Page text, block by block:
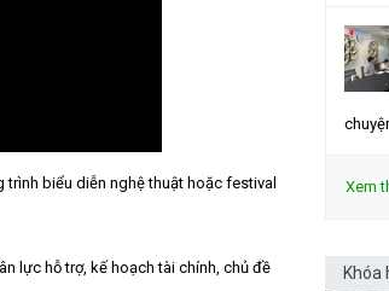
biểu diễn nghệ thuật hoặc festival
lực hỗ trợ, kế hoạch tài chính, chủ đề
Xem
Khóa